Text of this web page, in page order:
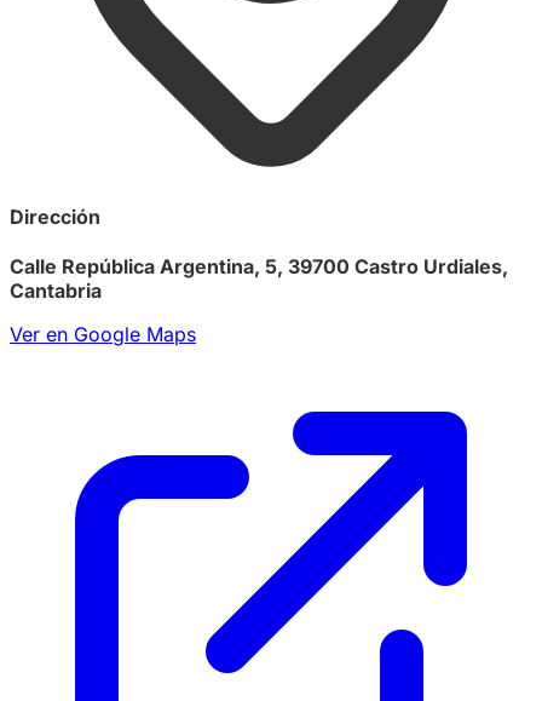
Dirección
Calle República Argentina, 5, 39700 Castro Urdiales,
Cantabria
Ver en Google Maps